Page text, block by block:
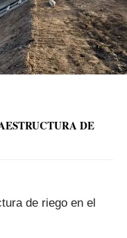
DE
de riego en el